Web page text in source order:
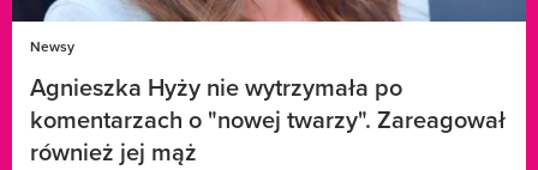
Newsy
Agnieszka Hyży nie wytrzymała po
komentarzach o "nowej twarzy". Zareagował
również jej mąż